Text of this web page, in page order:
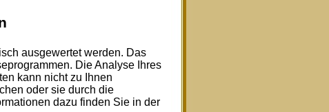
ausgewertet werden. Das
Die Analyse Ihres
kann nicht zu Ihnen
oder sie durch die
dazu finden Sie in der